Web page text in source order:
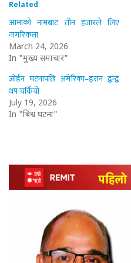
Related
आमाको नामबाट तीन हजारले लिए
नागरिकता
March 24, 2026
In "मुख्य समाचार"
जोर्डन घटनापछि अमेरिका–इरान द्वन्द्व
थप चर्कियो
July 19, 2026
In "बिश्व घटना"